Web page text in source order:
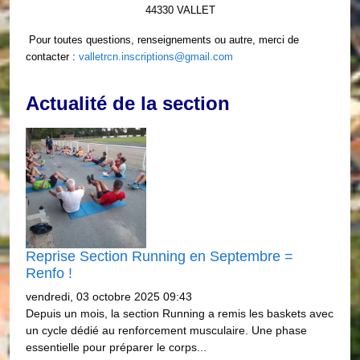
44330 VALLET
Pour toutes questions, renseignements ou autre, merci de
contacter : valletrcn.inscriptions@gmail.com
Actualité de la section
Reprise Section Running en Septembre =
Renfo !
vendredi, 03 octobre 2025 09:43
Depuis un mois, la section Running a remis les baskets avec
un cycle dédié au renforcement musculaire. Une phase
essentielle pour préparer le corps...